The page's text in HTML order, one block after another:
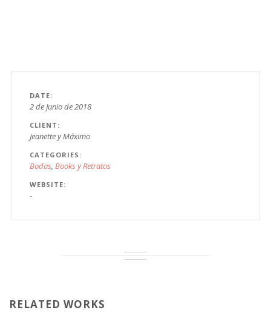
DATE
2 de Junio de 2018
CLIENT
Jeanette y Máximo
CATEGORIES
Bodas Books y Retratos
WEBSITE
-
RELATED WORKS